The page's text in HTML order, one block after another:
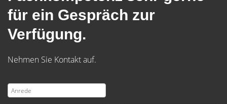
für ein Gespräch zur
Verfügung.
Nehmen Sie Kontakt auf.